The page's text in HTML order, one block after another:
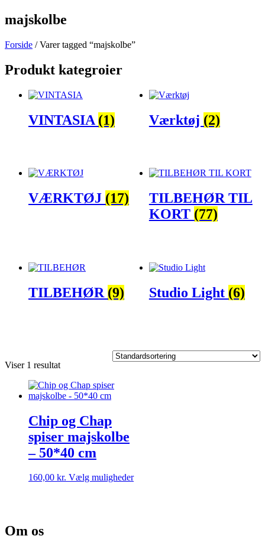
majskolbe
Forside / Varer tagged “majskolbe”
Produkt kategroier
VINTASIA (1) Værktøj (2)
VÆRKTØJ (17)
TILBEHØR TIL
KORT (77)
TILBEHØR (9) Studio Light (6)
Viser 1 resultat
Chip og Chap
spiser majskolbe
– 50*40 cm
160,00 kr. Vælg mulighederDette
Om os